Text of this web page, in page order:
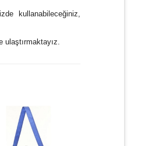
kullanabileceğiniz,